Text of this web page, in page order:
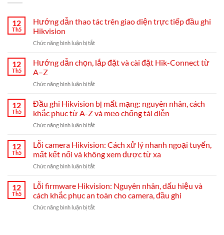
12
Th5
Hướng dẫn thao tác trên giao diện trực tiếp đầu ghi
Hikvision
Chức năng bình luận bị tắtở
dẫn
thao
trên
diện
trực
đầu
Hikvision
12
Th5
Hướng dẫn chọn, lắp đặt và cài đặt Hik-Connect từ
A–Z
Chức năng bình luận bị tắtở
dẫn
chọn,
lắp
đặt
cài
đặt
Hik-
Connect
A–
Z
12
Th5
Đầu ghi Hikvision bị mất mạng: nguyên nhân, cách
khắc phục từ A-Z và mẹo chống tái diễn
Chức năng bình luận bị tắtở
bị
mất
nguyên
nhân,
khắc
12
Th5
Lỗi camera Hikvision: Cách xử lý nhanh ngoại tuyến,
mất kết nối và không xem được từ xa
Chức năng bình luận bị tắtở
camera
Cách
xử
12
Th5
Lỗi firmware Hikvision: Nguyên nhân, dấu hiệu và
cách khắc phục an toàn cho camera, đầu ghi
Chức năng bình luận bị tắtở